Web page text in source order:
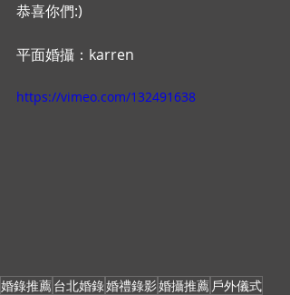
恭喜你們:)
平面婚攝：karren
https://vimeo.com/132491638
婚錄推薦台北婚錄婚禮錄影婚攝推薦 戶外儀式